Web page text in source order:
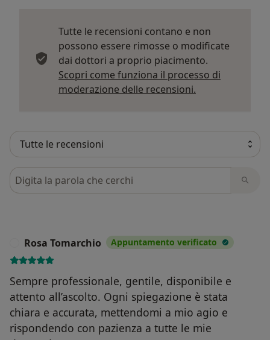
Tutte le recensioni contano e non
possono essere rimosse o modificate
dai dottori a proprio piacimento.
Scopri come funziona il processo di
moderazione delle recensioni.
Cerca nelle recensioni
Rosa Tomarchio Appuntamento verificato
Sempre professionale, gentile, disponibile e
attento all’ascolto. Ogni spiegazione è stata
chiara e accurata, mettendomi a mio agio e
rispondendo con pazienza a tutte le mie